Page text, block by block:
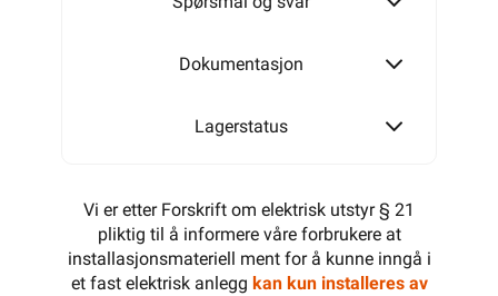
Dokumentasjon
Lagerstatus
Vi er etter Forskrift om elektrisk utstyr § 21
pliktig til å informere våre forbrukere at
installasjonsmateriell ment for å kunne inngå i
et fast elektrisk anlegg kan kun installeres av